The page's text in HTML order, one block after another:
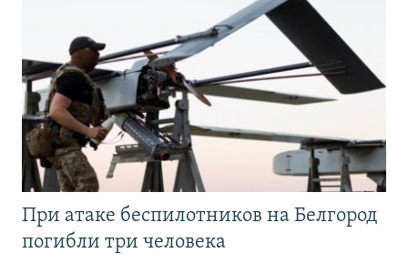
При атаке беспилотников на Белгород
погибли три человека